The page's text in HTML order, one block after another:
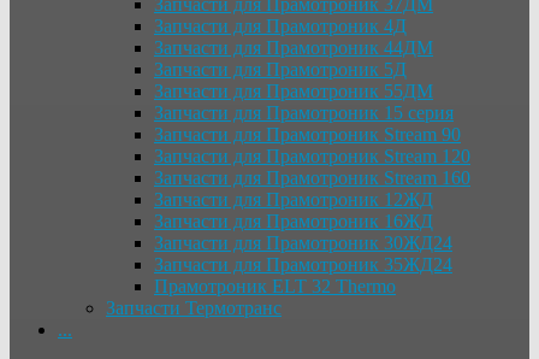
Запчасти для Прамотроник 37ДМ
Запчасти для Прамотроник 4Д
Запчасти для Прамотроник 44ДМ
Запчасти для Прамотроник 5Д
Запчасти для Прамотроник 55ДМ
Запчасти для Прамотроник 15 серия
Запчасти для Прамотроник Stream 90
Запчасти для Прамотроник Stream 120
Запчасти для Прамотроник Stream 160
Запчасти для Прамотроник 12ЖД
Запчасти для Прамотроник 16ЖД
Запчасти для Прамотроник 30ЖД24
Запчасти для Прамотроник 35ЖД24
Прамотроник ELT 32 Thermo
Запчасти Термотранс
...